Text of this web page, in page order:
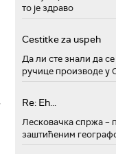
то је здраво
Cestitke za uspeh
Да ли сте знали да
ручице производе у
Re: Eh...
Лесковачка спржа –
заштићеним